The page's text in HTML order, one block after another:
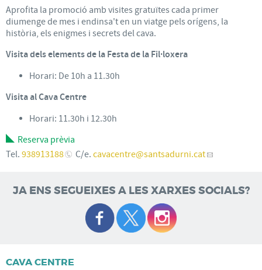
Aprofita la promoció amb visites gratuïtes cada primer
diumenge de mes i endinsa't en un viatge pels orígens, la
història, els enigmes i secrets del cava.
Visita dels elements de la Festa de la Fil·loxera
Horari: De 10h a 11.30h
Visita al Cava Centre
Horari: 11.30h i 12.30h
Reserva prèvia
Tel. 938913188 C/e. cavacentre@santsadurni.cat
JA ENS SEGUEIXES A LES XARXES SOCIALS?
CAVA CENTRE